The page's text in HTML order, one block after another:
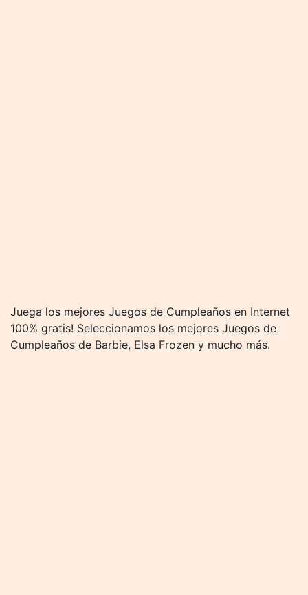
Juega los mejores Juegos de Cumpleaños en Internet
100% gratis! Seleccionamos los mejores Juegos de
Cumpleaños de Barbie, Elsa Frozen y mucho más.